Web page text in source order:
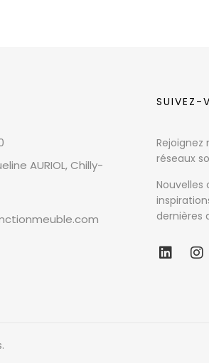
AURIOL, Chilly-
SUIVEZ-
réseaux
Nouvelles
dernières